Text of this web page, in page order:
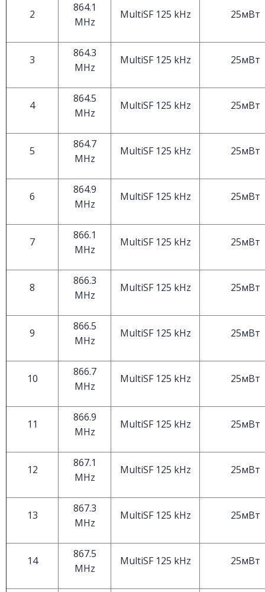
2
864.1
MHz
MultiSF 125 kHz 25мВт
3
864.3
MHz
MultiSF 125 kHz 25мВт
4
864.5
MHz
MultiSF 125 kHz 25мВт
5
864.7
MHz
MultiSF 125 kHz 25мВт
6
864.9
MHz
MultiSF 125 kHz 25мВт
7
866.1
MHz
MultiSF 125 kHz 25мВт
8
866.3
MHz
MultiSF 125 kHz 25мВт
9
866.5
MHz
MultiSF 125 kHz 25мВт
10
866.7
MHz
MultiSF 125 kHz 25мВт
11
866.9
MHz
MultiSF 125 kHz 25мВт
12
867.1
MHz
MultiSF 125 kHz 25мВт
13
867.3
MHz
MultiSF 125 kHz 25мВт
14
867.5
MHz
MultiSF 125 kHz 25мВт